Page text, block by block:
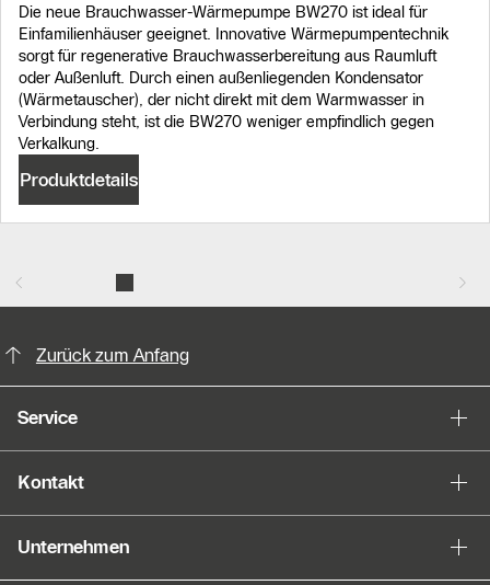
Die neue Brauchwasser-Wärmepumpe BW270 ist ideal für
Einfamilienhäuser geeignet. Innovative Wärmepumpentechnik
sorgt für regenerative Brauchwasserbereitung aus Raumluft
oder Außenluft. Durch einen außenliegenden Kondensator
(Wärmetauscher), der nicht direkt mit dem Warmwasser in
Verbindung steht, ist die BW270 weniger empfindlich gegen
Verkalkung.
Produktdetails
Zurück zum Anfang
Service
Kontakt
Unternehmen